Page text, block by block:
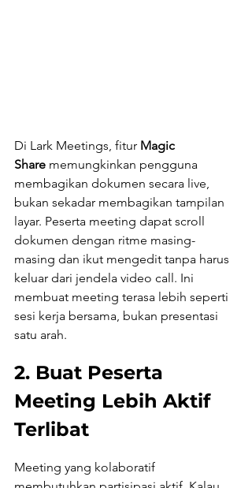
Di Lark Meetings, fitur Magic
Share memungkinkan pengguna
membagikan dokumen secara live,
bukan sekadar membagikan tampilan
layar. Peserta meeting dapat scroll
dokumen dengan ritme masing-
masing dan ikut mengedit tanpa harus
keluar dari jendela video call. Ini
membuat meeting terasa lebih seperti
sesi kerja bersama, bukan presentasi
satu arah.
2. Buat Peserta
Meeting Lebih Aktif
Terlibat
Meeting yang kolaboratif